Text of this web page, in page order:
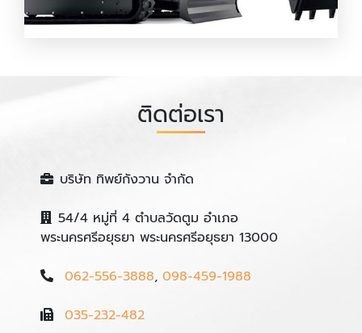
รถแบคโฮรับจ้าง อยุธยา
ติดต่อเรา
บริษัท ทิพย์กังวาน จำกัด
54/4 หมู่ที่ 4 ตำบลวัดตูม อำเภอ
พระนครศรีอยุธยา พระนครศรีอยุธยา 13000
062-556-3888, 098-459-1988
035-232-482